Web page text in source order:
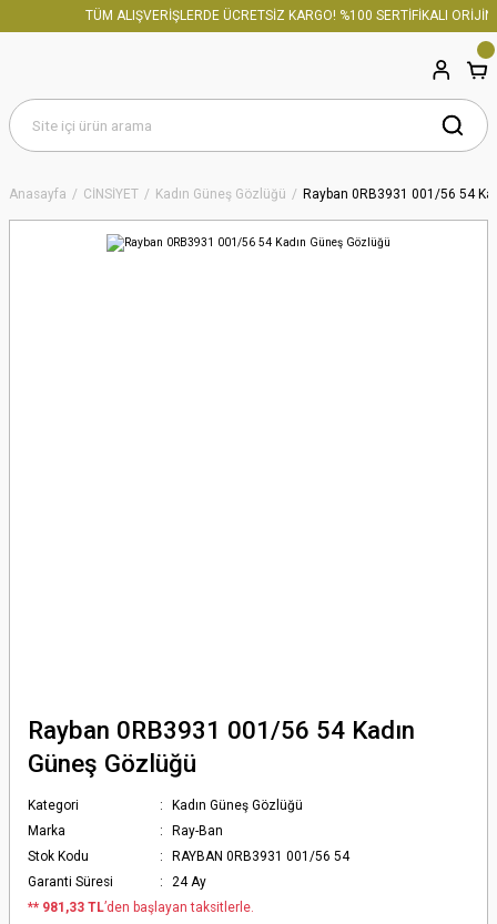
TÜM ALIŞVERİŞLERDE ÜCRETSİZ KARGO! %100 SERTİFİKALI
Anasayfa CİNSİYET Kadın Güneş Gözlüğü Rayban 0RB3931 001/56 54
Rayban 0RB3931 001/56 54 Kadın
Güneş Gözlüğü
Kategori
Kadın Güneş Gözlüğü
Marka
Ray-Ban
Stok Kodu
RAYBAN 0RB3931 001/56 54
Garanti Süresi
24 Ay
** 981,33 TL’den başlayan taksitlerle.